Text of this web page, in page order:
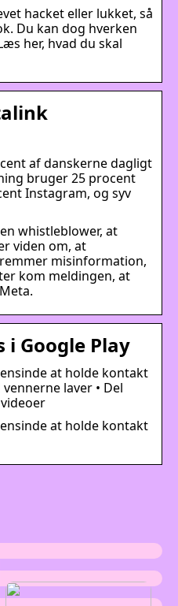
hacket eller lukket, så
Du kan dog hverken
her, hvad du skal
af danskerne dagligt
bruger 25 procent
Instagram, og syv
whistleblower, at
viden om, at
misinformation,
kom meldingen, at
i Google Play
at holde kontakt
laver • Del
at holde kontakt